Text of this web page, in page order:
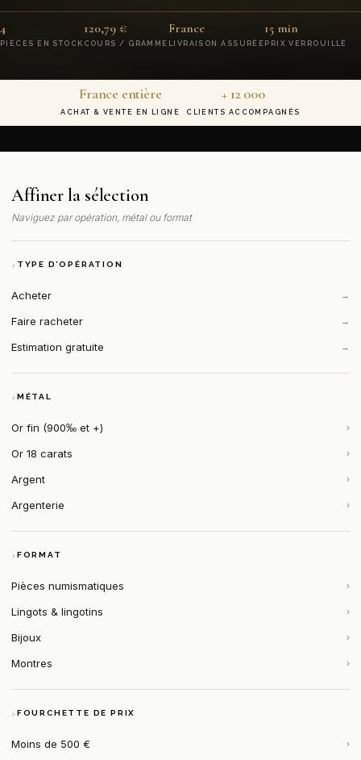
4
PIÈCES EN STOCK
120,79 €
COURS / GRAMME
France
LIVRAISON ASSURÉE
15 min
PRIX VERROUILLÉ
France entière
ACHAT & VENTE EN LIGNE
+ 12 000
CLIENTS ACCOMPAGNÉS
Affiner la sélection
Naviguez par opération, métal ou format
TYPE D’OPÉRATION
Acheter →
Faire racheter →
Estimation gratuite →
MÉTAL
Or fin (900‰ et +) ›
Or 18 carats ›
Argent ›
Argenterie ›
FORMAT
Pièces numismatiques ›
Lingots & lingotins ›
Bijoux ›
Montres ›
FOURCHETTE DE PRIX
Moins de 500 € ›